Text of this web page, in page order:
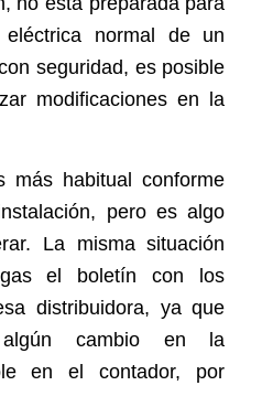
normal de un
seguridad, es posible
modificaciones en la
más habitual conforme
pero es algo
La misma situación
el boletín con los
distribuidora, ya que
algún cambio en la
en el contador, por